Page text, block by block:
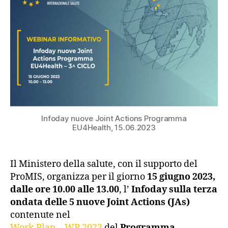
Infoday nuove Joint Actions Programma
EU4Health, 15.06.2023
Il Ministero della salute, con il supporto del
ProMIS, organizza per il giorno15 giugno 2023,
dalle ore 10.00 alle 13.00, l’ Infoday sulla terza
ondata delle 5 nuove Joint Actions (JAs)
contenute nel